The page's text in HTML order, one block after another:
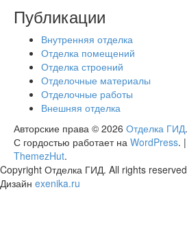
Публикации
Внутренняя отделка
Отделка помещений
Отделка строений
Отделочные материалы
Отделочные работы
Внешняя отделка
Авторские права © 2026 Отделка ГИД.
С гордостью работает на WordPress. |
ThemezHut.
Copyright Отделка ГИД. All rights
Дизайн exenika.ru